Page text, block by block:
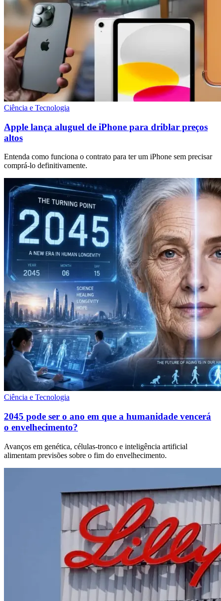
Ciência e Tecnologia
Apple lança aluguel de iPhone para driblar preços
altos
Entenda como funciona o contrato para ter um iPhone sem precisar
comprá-lo definitivamente.
Ciência e Tecnologia
2045 pode ser o ano em que a humanidade vencerá
o envelhecimento?
Avanços em genética, células-tronco e inteligência artificial
alimentam previsões sobre o fim do envelhecimento.